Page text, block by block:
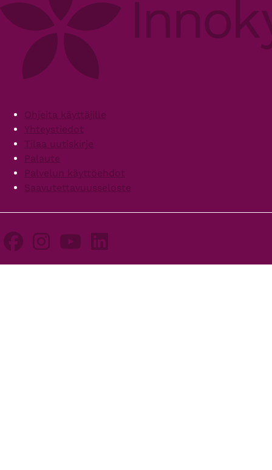
FooterOhjeita käyttäjille
Yhteystiedot
Tilaa uutiskirje
Palaute
Palvelun käyttöehdot
Saavutettavuusseloste